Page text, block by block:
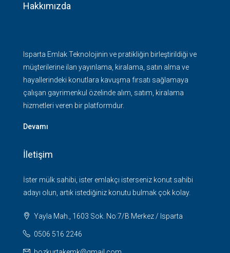
Hakkımızda
Isparta Emlak Teknolojinin ve pratikliğin birleştirildiği ve
müşterilerine ilan yayınlama, kiralama, satın alma ve
hayallerindeki konutlara kavuşma fırsatı sağlamaya
çalışan gayrimenkul özelinde alım, satım, kiralama
hizmetleri veren bir platformdur.
Devamı
İletişim
İster mülk sahibi, ister emlakçı isterseniz konut sahibi
adayı olun, artık istediğiniz konutu bulmak çok kolay.
Yayla Mah., 1603 Sok. No:7/B Merkez / Isparta
0506 516 2246